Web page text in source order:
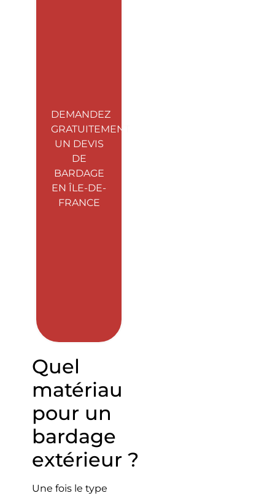
DEMANDEZ
GRATUITEMENT
UN DEVIS
DE
BARDAGE
EN ÎLE-DE-
FRANCE
Quel
matériau
pour un
bardage
extérieur ?
Une fois le type